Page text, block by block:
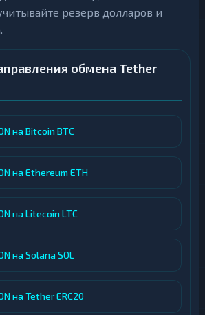
резерв долларов и
обмена Tether
на Bitcoin BTC
на Ethereum ETH
на Litecoin LTC
на Solana SOL
на Tether ERC20